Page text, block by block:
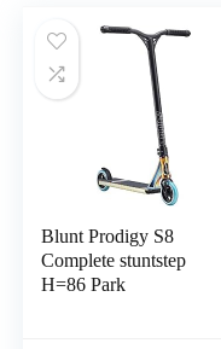
Blunt Prodigy S8
Complete stuntstep
H=86 Park